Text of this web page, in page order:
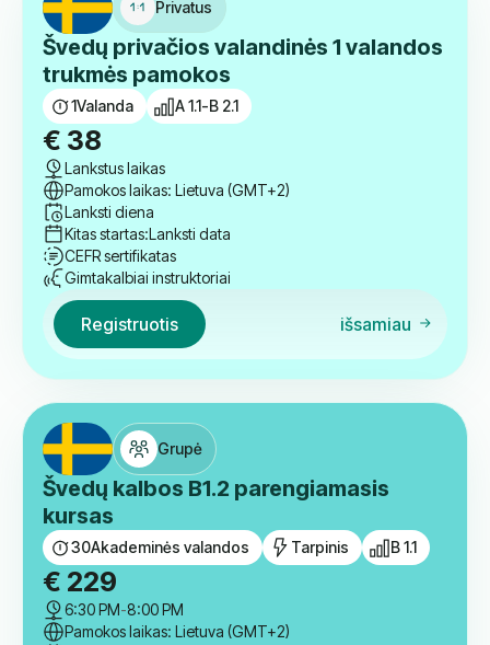
Lankstus laikas
Pamokos laikas: Lietuva (GMT+2)
Lanksti diena
Kitas startas:Lanksti data
Gimtakalbiai instruktoriai
Privatus
Švedų privačios valandinės 1 valandos
trukmės pamokos
1Valanda A 1.1-B 2.1
€38
Lankstus laikas
Pamokos laikas: Lietuva (GMT+2)
Lanksti diena
Kitas startas:Lanksti data
CEFR sertifikatas
Gimtakalbiai instruktoriai
Registruotis išsamiau